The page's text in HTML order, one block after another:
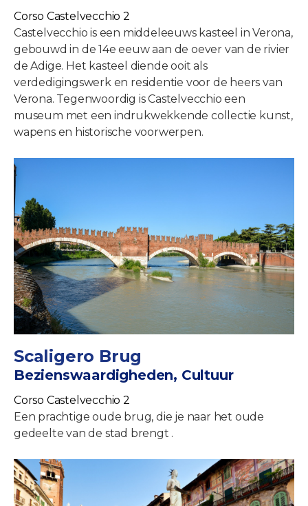
Corso Castelvecchio 2
Castelvecchio is een middeleeuws kasteel in Verona,
gebouwd in de 14e eeuw aan de oever van de rivier
de Adige. Het kasteel diende ooit als
verdedigingswerk en residentie voor de heers van
Verona. Tegenwoordig is Castelvecchio een
museum met een indrukwekkende collectie kunst,
wapens en historische voorwerpen.
Scaligero Brug
Bezienswaardigheden, Cultuur
Corso Castelvecchio 2
Een prachtige oude brug, die je naar het oude
gedeelte van de stad brengt .